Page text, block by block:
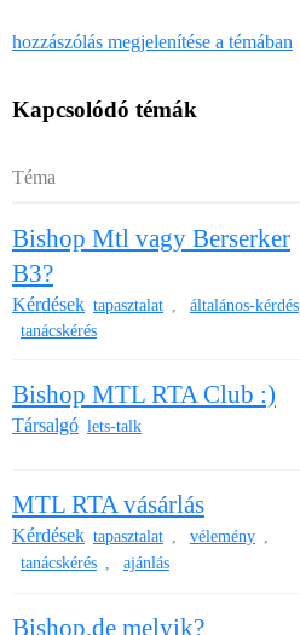
hozzászólás megjelenítése a témában
Kapcsolódó témák
Téma
Bishop Mtl vagy Berserker
B3?
Kérdések tapasztalat , általános-kérdés
tanácskérés
Bishop MTL RTA Club :)
Társalgó lets-talk
MTL RTA vásárlás
Kérdések tapasztalat , vélemény ,
tanácskérés , ajánlás
Bishop,de melyik?